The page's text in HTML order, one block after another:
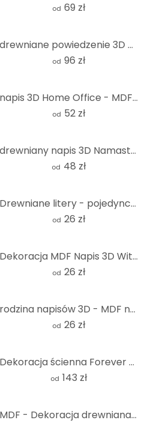
od 69 zł
drewniane powiedzenie 3D MDF Dawno, dawno temu...
od 96 zł
napis 3D Home Office - MDF natura
od 52 zł
drewniany napis 3D Namasté - MDF natura
od 48 zł
Drewniane litery - pojedyncze litery - Courier
od 26 zł
Dekoracja MDF Napis 3D Witamy
od 26 zł
rodzina napisów 3D - MDF nature
od 26 zł
Dekoracja ścienna Forever young - Dekoracja drewniana MDF
od 143 zł
MDF - Dekoracja drewniana - Clef